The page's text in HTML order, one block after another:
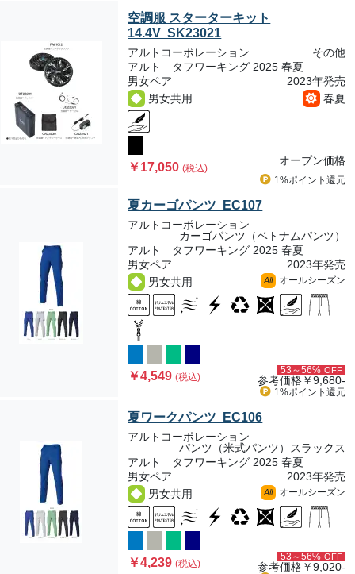
空調服 スターターキット
14.4V SK23021
アルトコーポレーション
その他
アルト タフワーキング 2025 春夏
男女ペア
2023年発売
男女共用
春夏
￥17,050(税込)
オープン価格
1%ポイント 還元
夏カーゴパンツ EC107
アルトコーポレーション
カーゴパンツ（ベトナムパンツ）
アルト タフワーキング 2025 春夏
男女ペア
2023年発売
男女共用
All オールシーズン
￥4,549(税込)
53～56% OFF
参考価格￥9,680-
1%ポイント 還元
夏ワークパンツ EC106
アルトコーポレーション
パンツ（米式パンツ）スラックス
アルト タフワーキング 2025 春夏
男女ペア
2023年発売
男女共用
All オールシーズン
￥4,239(税込)
53～56% OFF
参考価格￥9,020-